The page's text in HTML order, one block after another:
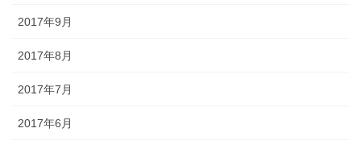
2017年9月
2017年8月
2017年7月
2017年6月